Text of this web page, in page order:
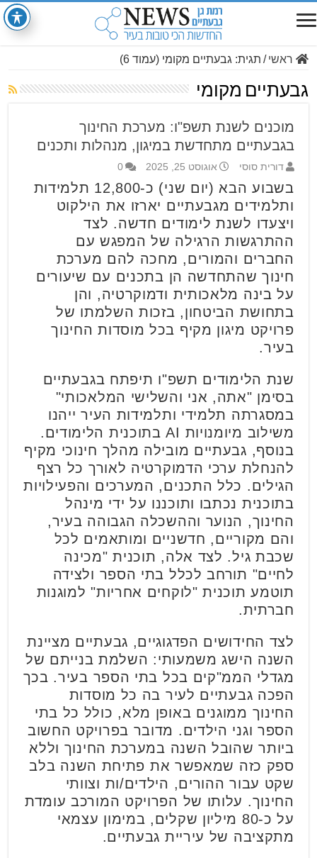
ראשי / תגית: גבעתיים מקומי (עמוד 6)
גבעתיים מקומי
מוכנים לשנת תשפ"ו: מערכת החינוך
בגבעתיים מתחדשת במיגון, מנהלות ותכנים
דורית סוסי אוגוסט 25, 2025 0
בשבוע הבא (יום שני) כ-12,800 תלמידות
ותלמידים מגבעתיים יארזו את הילקוט
ויצעדו לשנת לימודים חדשה. לצד
ההתרגשות הרגילה של המפגש עם
החברים והמורים, מחכה להם מערכת
חינוך שהתחדשה הן בתכנים עם שיעורים
על בינה מלאכותית ודמוקרטיה, והן
בתחושת הביטחון, בזכות השלמתו של
פרויקט מיגון מקיף בכל מוסדות החינוך
בעיר.
שנת הלימודים תשפ"ו תיפתח בגבעתיים
בסימן "אתה, אני והשלישי המלאכותי"
במסגרתה תלמידי ותלמידות העיר ייהנו
משילוב מיומנויות AI בתוכנית הלימודים.
בנוסף, גבעתיים מובילה מהלך חינוכי מקיף
להנחלת ערכי הדמוקרטיה לאורך כל רצף
הגילים. כלל התכנים, המערכים והפעילויות
בתוכנית נכתבו ותוכננו על ידי מינהל
החינוך, הנוער וההשכלה הגבוהה בעיר,
והם מקוריים, חדשניים ומותאמים לכל
שכבת גיל. לצד אלה, תוכנית "מכינה
לחיים" תורחב לכלל בתי הספר ולצידה
תוטמע תוכנית "לוקחים אחריות" למוגנות
חברתית.
לצד החידושים הפדגוגיים, גבעתיים מציינת
השנה הישג משמעותי: השלמת בנייתם של
מגדלי הממ"קים בכל בתי הספר בעיר. בכך
הפכה גבעתיים לעיר בה כל מוסדות
החינוך ממוגנים באופן מלא, כולל כל בתי
הספר וגני הילדים. מדובר בפרויקט החשוב
ביותר שהובל השנה במערכת החינוך וללא
ספק כזה שמאפשר את פתיחת השנה בלב
שקט עבור ההורים, הילדים/ות וצוותי
החינוך. עלותו של הפרויקט המורכב עומדת
על כ-80 מיליון שקלים, במימון עצמאי
מתקציבה של עיריית גבעתיים.